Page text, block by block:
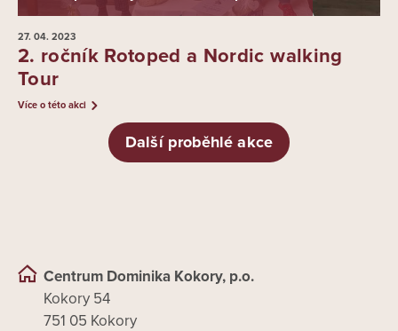
27. 04. 2023
2. ročník Rotoped a Nordic walking
Tour
Více o této akci
Další proběhlé akce
Centrum Dominika Kokory, p.o.
Kokory 54
751 05 Kokory